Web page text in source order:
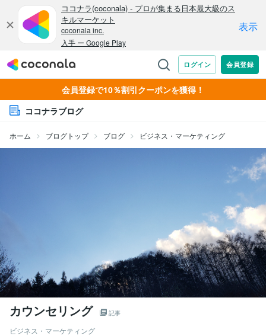
会員登録で10％割引クーポンを獲得！
ココナラブログ
ホーム ブログトップ ブログ ビジネス・マーケティング
カウンセリング 記事
ビジネス・マーケティング